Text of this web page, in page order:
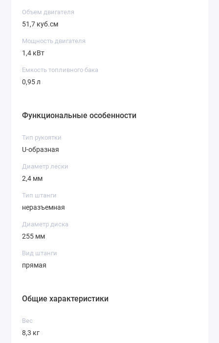
Объем двигателя
51,7 куб.см
Мощность двигателя
1,4 кВт
Емкость топливного бака
0,95 л
Общие характеристики
Вес
8,3 кг
Функциональные особенности
Тип рукоятки
U-образная
Диаметр лески
2,4 мм
Тип штанги
неразъемная
Диаметр диска
255 мм
Вид штанги
прямая